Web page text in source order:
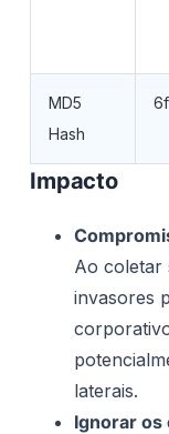
MD5
Hash
Impacto
Ao coletar
invasores
laterais.
Ignorar os